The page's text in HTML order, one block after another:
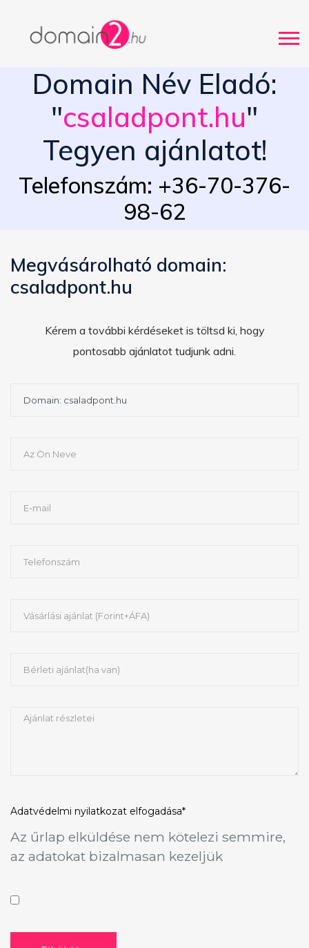
Domain Név Eladó:
"csaladpont.hu"
Tegyen ajánlatot!
Telefonszám: +36-70-376-
98-62
Megvásárolható domain:
csaladpont.hu
Kérem a további kérdéseket is töltsd ki, hogy
pontosabb ajánlatot tudjunk adni.
Adatvédelmi nyilatkozat elfogadása*
Az űrlap elküldése nem kötelezi semmire,
az adatokat bizalmasan kezeljük